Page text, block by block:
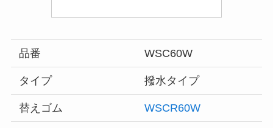
品番 WSC60W
タイプ 撥水タイプ
替えゴム WSCR60W